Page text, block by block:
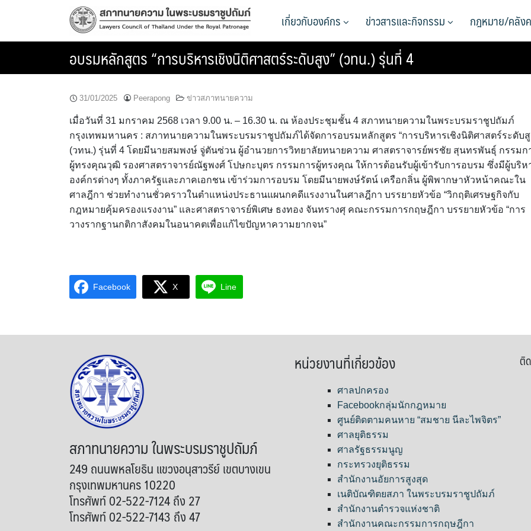
เกี่ยวกับองค์กร ข่าวสารและกิจกรรม กฎหมาย/คลัง
อบรมหลักสูตร “การบริหารเชิงนิติศาสตร์ระดับสูง” (วทน.) รุ่นที่ 4
31/01/2025 Peerapong ข่าวสภาทนายความ
เมื่อวันที่ 31 มกราคม 2568 เวลา 9.00 น. – 16.30 น. ณ ห้องประชุมชั้น 4 สภาทนายความในพระบรมราชูปถัมภ์
กรุงเทพมหานคร : สภาทนายความในพระบรมราชูปถัมภ์ได้จัดการอบรมหลักสูตร “การบริหารเชิงนิติศาสตร์ระดับสู
(วทน.) รุ่นที่ 4 โดยมีนายสมพงษ์ จู่ตันซ่วน ผู้อำนวยการวิทยาลัยทนายความ ศาสตราจารย์พรชัย สุนทรพันธุ์ กรรมก
ผู้ทรงคุณวุฒิ รองศาสตราจารย์ณัฐพงศ์ โปษกะบุตร กรรมการผู้ทรงคุณ ให้การต้อนรับผู้เข้ารับการอบรม ซึ่งมีผู้บริห
องค์กรต่างๆ ทั้งภาครัฐและภาคเอกชน เข้าร่วมการอบรม โดยมีนายพงษ์รัตน์ เครือกลิ่น ผู้พิพากษาหัวหน้าคณะใน
ศาลฎีกา ช่วยทำงานชั่วคราวในตำแหน่งประธานแผนกคดีแรงงานในศาลฎีกา บรรยายหัวข้อ “วิกฤติเศรษฐกิจกับ
กฎหมายคุ้มครองแรงงาน” และศาสตราจารย์พิเศษ ธงทอง จันทรางศุ คณะกรรมการกฤษฎีกา บรรยายหัวข้อ “การ
วางรากฐานกติกาสังคมในอนาคตเพื่อแก้ไขปัญหาความยากจน”
Facebook X Line
สภาทนายความ ในพระบรมราชูปถัมภ์
249 ถนนพหลโยธิน แขวงอนุสาวรีย์ เขตบางเขน
กรุงเทพมหานคร 10220
โทรศัพท์ 02-522-7124 ถึง 27
โทรศัพท์ 02-522-7143 ถึง 47
หน่วยงานที่เกี่ยวข้อง
ศาลปกครอง
Facebookกลุ่มนักกฎหมาย
ศูนย์ติดตามคนหาย “สมชาย นีละไพจิตร”
ศาลยุติธรรม
ศาลรัฐธรรมนูญ
กระทรวงยุติธรรม
สำนักงานอัยการสูงสุด
เนติบัณฑิตยสภา ในพระบรมราชูปถัมภ์
สำนักงานตำรวจแห่งชาติ
สำนักงานคณะกรรมการกฤษฎีกา
ติ